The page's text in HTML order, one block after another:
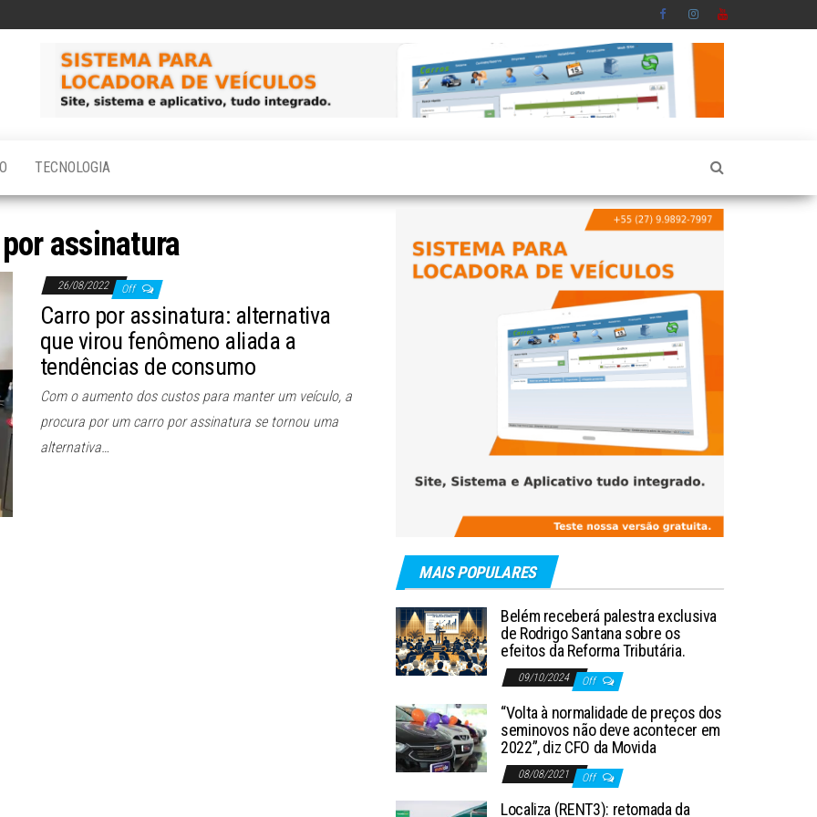
TECNOLOGIA
assinatura
26/08/2022 Off
Carro por assinatura: alternativa
que virou fenômeno aliada a
tendências de consumo
Com o aumento dos custos para manter um veículo, a
procura por um carro por assinatura se tornou uma
alternativa…
MAIS POPULARES
Belém receberá palestra exclusiva
de Rodrigo Santana sobre os
efeitos da Reforma Tributária.
09/10/2024 Off
“Volta à normalidade de preços dos
seminovos não deve acontecer em
2022”, diz CFO da Movida
08/08/2021 Off
Localiza (RENT3): retomada da